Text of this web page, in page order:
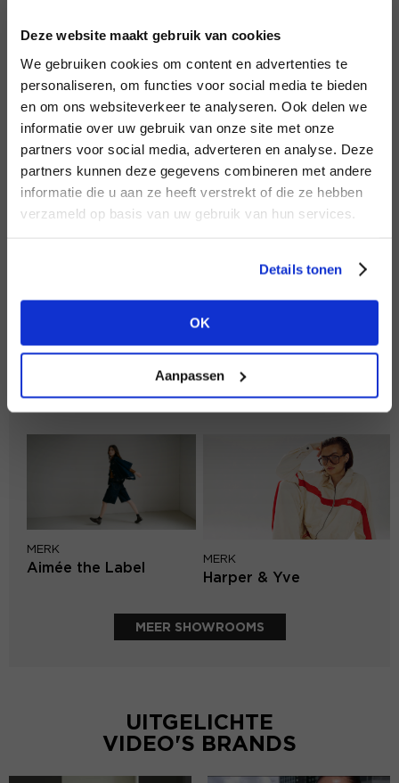
Deze website maakt gebruik van cookies
We gebruiken cookies om content en advertenties te
personaliseren, om functies voor social media te bieden
en om ons websiteverkeer te analyseren. Ook delen we
informatie over uw gebruik van onze site met onze
partners voor social media, adverteren en analyse. Deze
partners kunnen deze gegevens combineren met andere
informatie die u aan ze heeft verstrekt of die ze hebben
verzameld op basis van uw gebruik van hun services.
Details tonen
OK
Aanpassen
INLOGGEN
Wachtwoord
INLOGGEN
NOG GEEN ACCOUNT?
HEB JE NOG GEEN
ACCOUNT?
aan of bekijk de andere mogelijkheden.
BEKIJK ALLE OPTIES
MERK
PENN&INK N.Y
Second female
MERK
MERK
Mos Mosh
MERK
Aimée the Label
MERK
Harper & Yve
MEER SHOWROOMS
UITGELICHTE
VIDEO'S BRANDS